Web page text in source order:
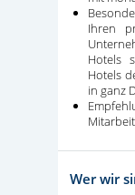
Ihren
Hotels
Hotels
in ganz
Wer wir